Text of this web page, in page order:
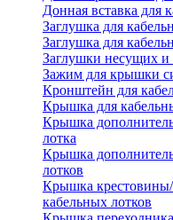
Донная вставка для
Заглушка для
Заглушка для
Заглушки несущих
Зажим для крышки
Кронштейн для
Крышка для
Крышка
лотка
Крышка
лотков
Крышка крестовины/
кабельных лотков